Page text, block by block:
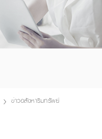
ข่าวอสังหาริมทรัพย์